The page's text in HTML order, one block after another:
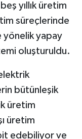
yıllık üretim
süreçlerinde
yönelik yapay
oluşturuldu.
bütünleşik
üretim
üretim
edebiliyor ve